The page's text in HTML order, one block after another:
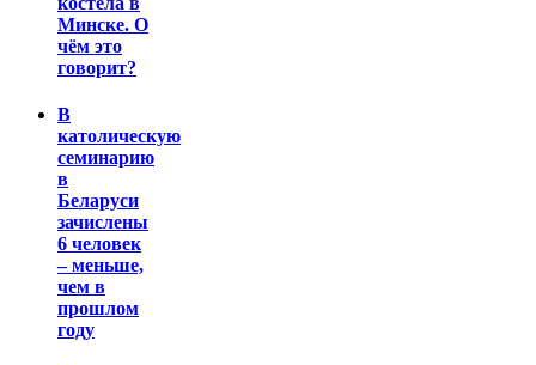
Минске. О
чём это
говорит?
В
католическую
семинарию
в
Беларуси
зачислены
6 человек
– меньше,
чем в
прошлом
году